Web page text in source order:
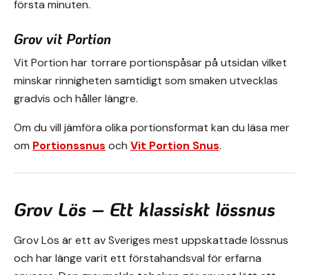
första minuten.
Grov vit Portion
Vit Portion har torrare portionspåsar på utsidan vilket
minskar rinnigheten samtidigt som smaken utvecklas
gradvis och håller längre.
Om du vill jämföra olika portionsformat kan du läsa mer
om Portionssnus och Vit Portion Snus.
Grov Lös – Ett klassiskt lössnus
Grov Lös är ett av Sveriges mest uppskattade lössnus
och har länge varit ett förstahandsval för erfarna